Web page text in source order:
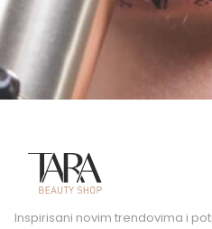
Inspirisani novim trendovima i